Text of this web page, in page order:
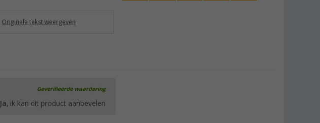
Originele tekst weergeven
Geverifieerde waardering
Ja, ik kan dit product aanbevelen